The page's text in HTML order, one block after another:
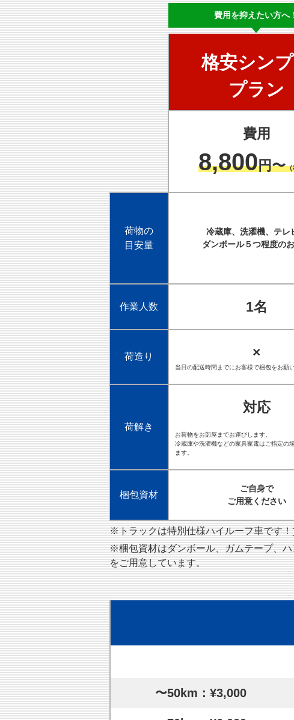
費用を抑えたい方へ
格安シン
プラン
費用
8,800円〜
荷物の
目安量
冷蔵庫、洗濯機、テレ
ダンボール５つ程度の
作業人数 1名
荷造り ×
当日の配送時間までにお客様で梱包をお願
荷解き
対応
お荷物をお部屋までお運びします。
冷蔵庫や洗濯機などの家具家電はご指定の
ます。
梱包資材
ご自身で
ご用意ください
※トラックは特別仕様ハイルーフ車です
※梱包資材はダンボール、ガムテープ、
をご用意しています。
〜50km：¥3,000